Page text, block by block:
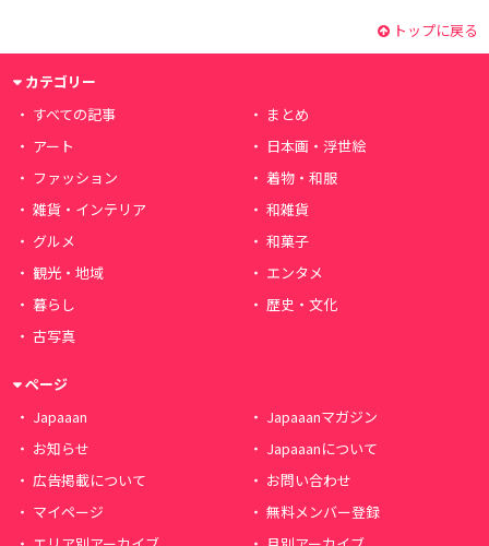
トップに戻る
カテゴリー
すべての記事
まとめ
アート
日本画・浮世絵
ファッション
着物・和服
雑貨・インテリア
和雑貨
グルメ
和菓子
観光・地域
エンタメ
暮らし
歴史・文化
古写真
ページ
Japaaan
Japaaanマガジン
お知らせ
Japaaanについて
広告掲載について
お問い合わせ
マイページ
無料メンバー登録